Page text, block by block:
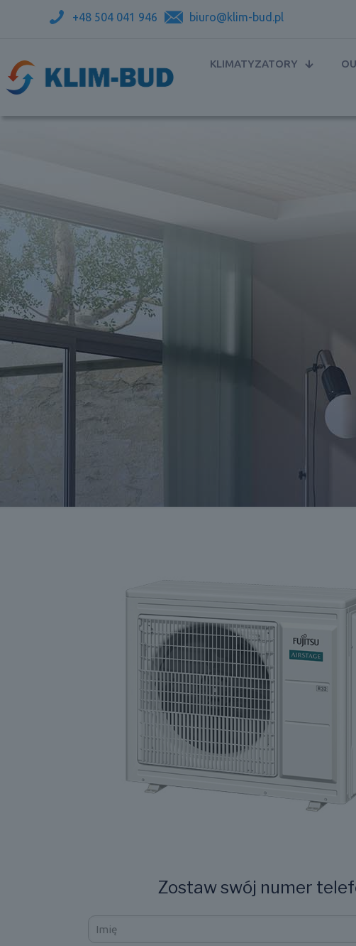
+48 504 041 946 biuro@klim-bud.pl
KLIMATYZATORY
Zostaw swój numer